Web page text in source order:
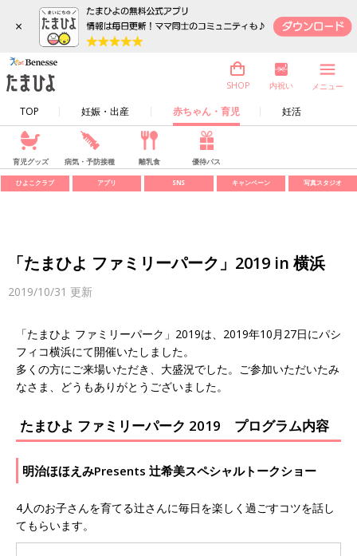
×
TOP 妊娠・出産 赤ちゃん・育児 妊活
SHOP 内祝い メニュー
育児グッズ 病気・予防接種 離乳食 優待パス
ひよこクラブ アプリ SNS キャンペーン 写真スタジオ
「たまひよ ファミリーパーク」2019 in 横浜
2019/10/31 更新
「たまひよ ファミリーパーク」2019は、2019年10月27日にパシ
フィコ横浜にて開催いたしました。
多くの方にご来場いただき、大盛況でした。ご参加いただいたみ
なさま、どうもありがとうございました。
たまひよ ファミリーパーク 2019 プログラム内容
明治ほほえみPresents 辻希美スペシャルトークショー
4人のお子さんを育てる辻さんに毎日を楽しく過ごすコツを話し
てもらいます。